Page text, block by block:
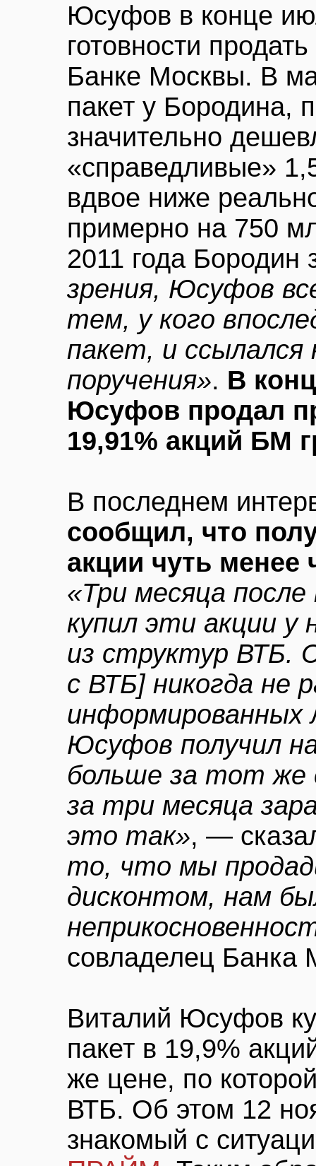
Юсуфов в конце
готовности
Банке Москвы. В
пакет у Бородина,
значительно
«справедливые»
вдвое ниже
примерно на 750
2011 года Бородин
зрения, Юсуфов
тем, у кого
пакет, и ссылался
поручения». В
Юсуфов продал
19,91% акций БМ
В последнем
сообщил, что
акции чуть
«Три месяца
купил эти акции у
из структур ВТБ.
с ВТБ] никогда не
информированных
Юсуфов получил
больше за тот же
за три месяца
это так», —
то, что мы
дисконтом, нам
совладелец Банка
Виталий Юсуфов
пакет в 19,9%
же цене, по
ВТБ. Об этом 12
знакомый с